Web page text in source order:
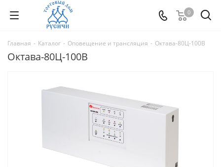
0
Главная - Каталог - Оповещение и трансляция - Октава-80Ц-100В
Октава-80Ц-100В